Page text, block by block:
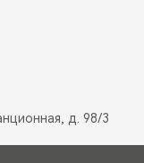
д. 98/3